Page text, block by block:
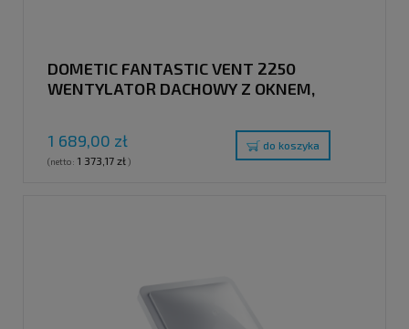
DOMETIC FANTASTIC VENT 2250
WENTYLATOR DACHOWY Z OKNEM,
1 689,00 zł
(netto: 1 373,17 zł)
do koszyka